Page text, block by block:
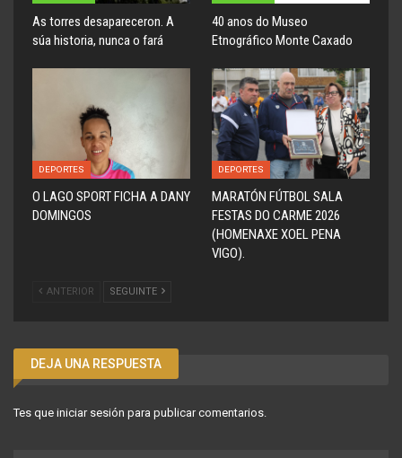
As torres desapareceron. A
súa historia, nunca o fará
40 anos do Museo
Etnográfico Monte Caxado
DEPORTES
O LAGO SPORT FICHA A DANY
DOMINGOS
DEPORTES
MARATÓN FÚTBOL SALA
FESTAS DO CARME 2026
(HOMENAXE XOEL PENA
VIGO).
ANTERIOR SEGUINTE
DEJA UNA RESPUESTA
Tes que iniciar sesión para publicar comentarios.